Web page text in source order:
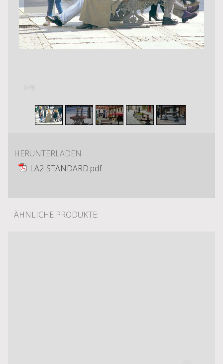
/ 5
HERUNTERLADEN
LA2-STANDARD.pdf
ÄHNLICHE PRODUKTE: